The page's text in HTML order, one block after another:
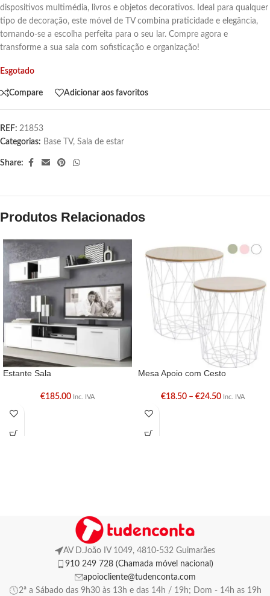
dispositivos multimédia, livros e objetos decorativos. Ideal para qualquer
tipo de decoração, este móvel de TV combina praticidade e elegância,
tornando-se a escolha perfeita para o seu lar. Compre agora e
transforme a sua sala com sofisticação e organização!
Esgotado
Compare Adicionar aos favoritos
REF: 21853
Categorias: Base TV, Sala de estar
Share:
Produtos Relacionados
Estante Sala
€185.00 Inc. IVA
Mesa Apoio com Cesto
€18.50 – €24.50 Inc. IVA
AV D.João IV 1049, 4810-532 Guimarães
910 249 728 (Chamada móvel nacional)
apoiocliente@tudenconta.com
2ª a Sábado das 9h30 às 13h e das 14h / 19h; Dom - 14h as 19h